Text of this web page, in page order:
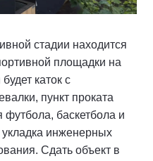
стадии находится
площадки на
каток с
пункт проката
баскетбола и
инженерных
Сдать объект в